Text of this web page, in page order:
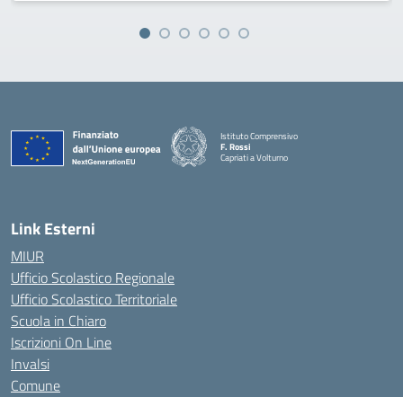
Istituto Comprensivo
F. Rossi
Capriati a Volturno
— Visita la pagina iniziale della scuola
Link Esterni
MIUR
Ufficio Scolastico Regionale
Ufficio Scolastico Territoriale
Scuola in Chiaro
Iscrizioni On Line
Invalsi
Comune